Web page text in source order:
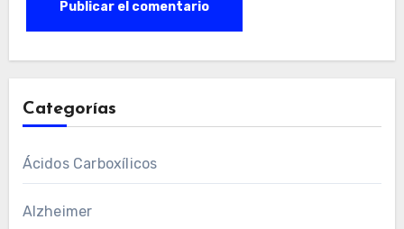
Categorías
Ácidos Carboxílicos
Alzheimer